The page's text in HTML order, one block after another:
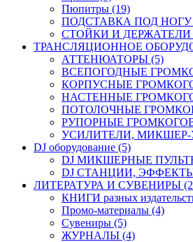
Пюпитры (19)
ПОДСТАВКА ПОД НОГУ
СТОЙКИ И ДЕРЖАТЕЛИ
ТРАНСЛЯЦИОННОЕ
АТТЕНЮАТОРЫ (5)
ВСЕПОГОДНЫЕ
КОРПУСНЫЕ
НАСТЕННЫЕ
ПОТОЛОЧНЫЕ
РУПОРНЫЕ
УСИЛИТЕЛИ, МИКШЕР-
DJ оборудование (5)
DJ МИКШЕРНЫЕ
DJ СТАНЦИИ,
ЛИТЕРАТУРА И СУВЕНИРЫ
КНИГИ разных
Промо-материалы (4)
Сувениры (5)
ЖУРНАЛЫ (4)